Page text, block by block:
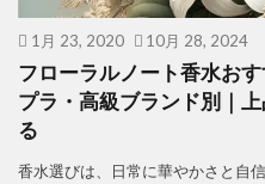
1月 23, 2020 10月 28, 2024
フローラルノート香水お
プラ・高級ブランド別｜
る
香水選びは、日常に華やかさと自